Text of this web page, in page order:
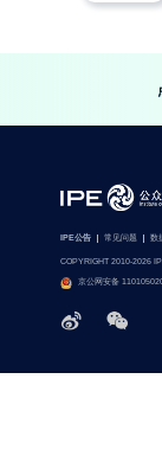
IPE公告 常见问题 数
COPYRIGHT 2010-2026
京公网安备